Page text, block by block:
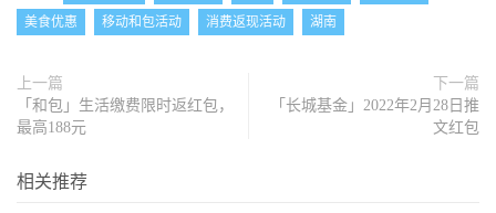
美食优惠
移动和包活动 消费返现活动 湖南
上一篇
「和包」生活缴费限时返红包，
最高188元
下一篇
「长城基金」2022年2月28日推
文红包
相关推荐